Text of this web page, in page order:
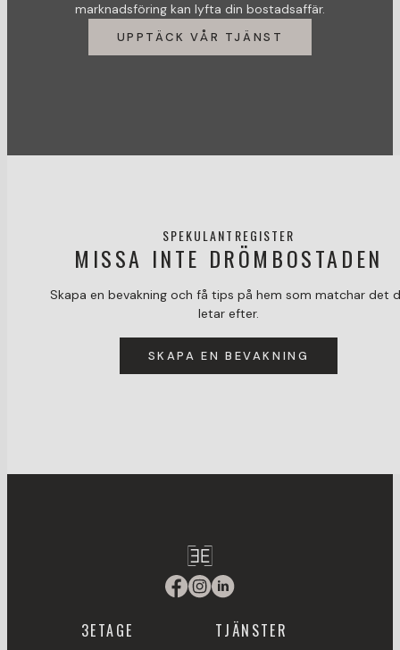
marknadsföring kan lyfta din bostadsaffär.
UPPTÄCK VÅR TJÄNST
SPEKULANTREGISTER
MISSA INTE DRÖMBOSTADEN
Skapa en bevakning och få tips på hem som matchar det
letar efter.
SKAPA EN BEVAKNING
3ETAGE TJÄNSTER